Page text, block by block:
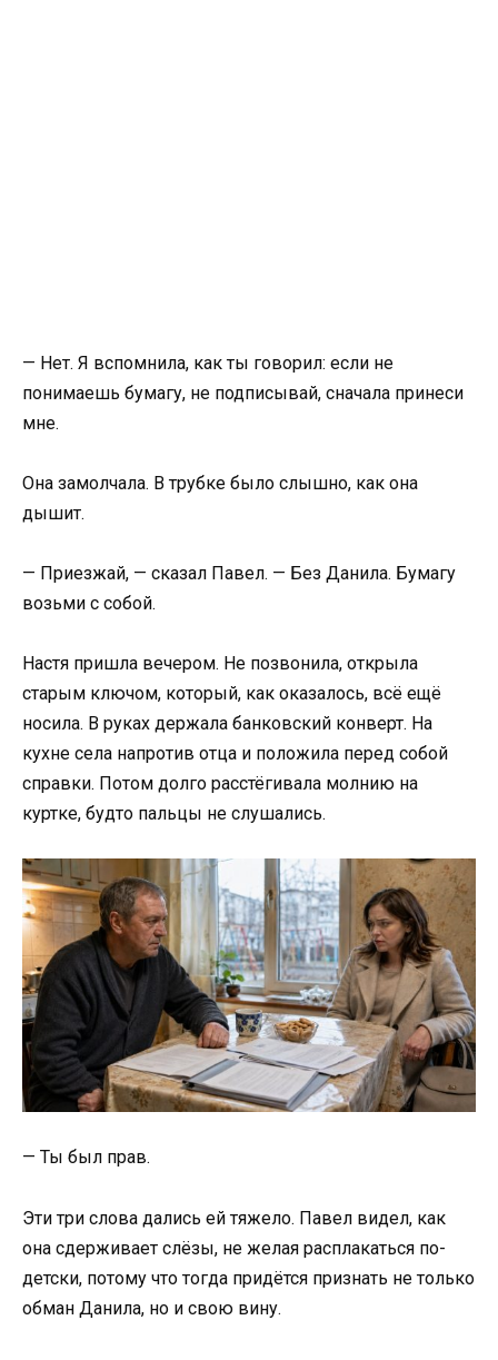
— Нет. Я вспомнила, как ты говорил: если не
понимаешь бумагу, не подписывай, сначала принеси
мне.
Она замолчала. В трубке было слышно, как она
дышит.
— Приезжай, — сказал Павел. — Без Данила. Бумагу
возьми с собой.
Настя пришла вечером. Не позвонила, открыла
старым ключом, который, как оказалось, всё ещё
носила. В руках держала банковский конверт. На
кухне села напротив отца и положила перед собой
справки. Потом долго расстёгивала молнию на
куртке, будто пальцы не слушались.
— Ты был прав.
Эти три слова дались ей тяжело. Павел видел, как
она сдерживает слёзы, не желая расплакаться по-
детски, потому что тогда придётся признать не только
обман Данила, но и свою вину.